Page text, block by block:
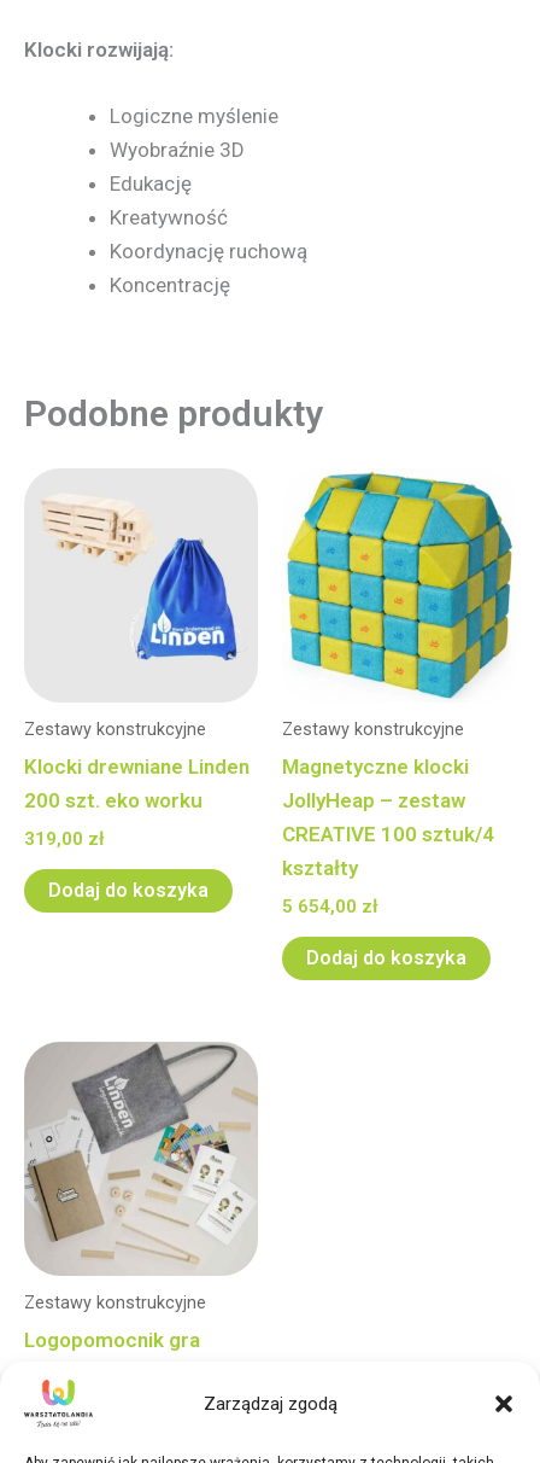
Zarządzaj zgodą
Klocki rozwijają:
Logiczne myślenie
Wyobraźnie 3D
Edukację
Kreatywność
Koordynację ruchową
Koncentrację
Podobne produkty
Zestawy konstrukcyjne
Klocki drewniane Linden
200 szt. eko worku
319,00 zł
Dodaj do koszyka
Zestawy konstrukcyjne
Magnetyczne klocki
JollyHeap – zestaw
CREATIVE 100 sztuk/4
kształty
5 654,00 zł
Dodaj do koszyka
Zestawy konstrukcyjne
Logopomocnik gra
klockami Linden